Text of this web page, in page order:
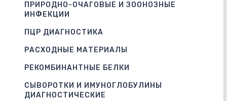
ПРИРОДНО-ОЧАГОВЫЕ И ЗООНОЗНЫЕ
ИНФЕКЦИИ
ПЦР ДИАГНОСТИКА
РАСХОДНЫЕ МАТЕРИАЛЫ
РЕКОМБИНАНТНЫЕ БЕЛКИ
СЫВОРОТКИ И ИМУНОГЛОБУЛИНЫ
ДИАГНОСТИЧЕСКИЕ